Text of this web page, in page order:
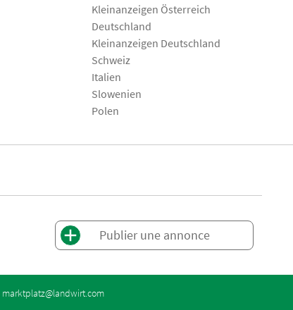
Kleinanzeigen Österreich
Deutschland
Kleinanzeigen Deutschland
Schweiz
Italien
Slowenien
Polen
Publier une annonce
marktplatz@landwirt.com